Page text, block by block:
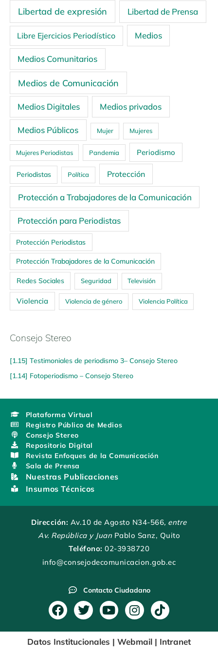
Libertad de expresión Libertad de Prensa
Libre Ejercicios Periodístico Medios
Medios Comunitarios
Medios de Comunicación
Medios Digitales Medios privados
Medios Públicos Mujer Mujeres
Mujeres Periodistas Pandemia Periodismo
Periodistas Política Protección
Protección a Trabajadores de la Comunicación
Protección para Periodistas
Protección Periodistas
Protección Trabajadores de la Comunicación
Redes Sociales Seguridad Televisión
Violencia Violencia de género Violencia Política
Consejo Stereo
[1.15] Testimoniales de periodismo 3– Consejo Stereo
[1.14] Fotoperiodismo – Consejo Stereo
Plataforma Virtual
Registro Público de Medios
Consejo Stereo
Repositorio Digital
Revista Enfoques de la Comunicación
Sala de Prensa
Nuestras Publicaciones
Insumos Técnicos
Dirección: Av.10 de Agosto N34-566, entre
Av. República y Juan Pablo Sanz, Quito
Teléfono: 02-3938720
info@consejodecomunicacion.gob.ec
Contacto Ciudadano
F
a
c
e
T
w
i
t
Y
o
u
t
I
n
s
t
T
i
k
t
Datos Institucionales | Webmail | Intranet